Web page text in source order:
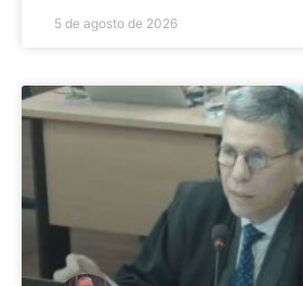
5 de agosto de 2026